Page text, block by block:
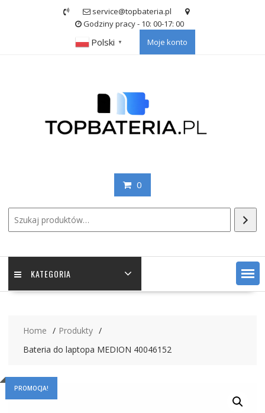
service@topbateria.pl
Godziny pracy - 10: 00-17: 00
Polski ▼ Moje konto
0
KATEGORIA
Home
Produkty
Bateria do laptopa MEDION 40046152
PROMOCJA!